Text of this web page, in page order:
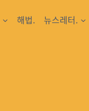
해법. 뉴스레터.